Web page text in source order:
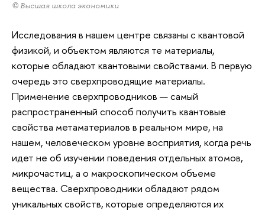
© Высшая школа экономики
Исследования в нашем центре связаны с квантовой
физикой, и объектом являются те материалы,
которые обладают квантовыми свойствами. В первую
очередь это сверхпроводящие материалы.
Применение сверхпроводников — самый
распространенный способ получить квантовые
свойства метаматериалов в реальном мире, на
нашем, человеческом уровне восприятия, когда речь
идет не об изучении поведения отдельных атомов,
микрочастиц, а о макроскопическом объеме
вещества. Сверхпроводники обладают рядом
уникальных свойств, которые определяются их